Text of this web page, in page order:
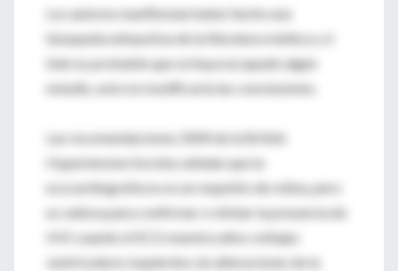
Los autores manifiestan haber hecho una
búsqueda exhaustiva de la literatura médica y si
bien es probable que se haya escapado algún
estudio, esto no modificaría las conclusiones.
Las recomendaciones 2004 de la British
Hypertension Society señalan que la
ecocardiografía no es un requisito de rutina, pero
es valiosa para confirmar o refutar la presencia de
HVI cuando el ECG muestra altos voltajes
ventriculares izquierdos sin alteraciones de la